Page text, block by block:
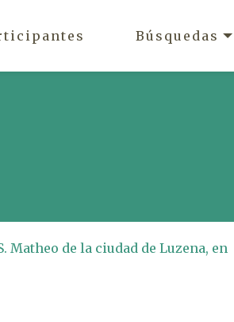
Búsquedas
Matheo de la ciudad de Luzena, en